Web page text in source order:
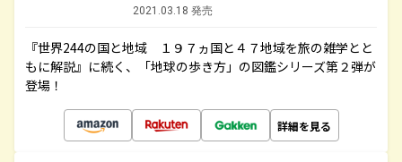
2021.03.18 発売
『世界244の国と地域 １９７ヵ国と４７地域を旅の雑学とと
もに解説』に続く、「地球の歩き方」の図鑑シリーズ第２弾が
登場！
詳細を見る